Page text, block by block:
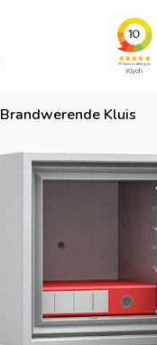
Brandwerende Kluis
Ruim 50 jaar ervaring